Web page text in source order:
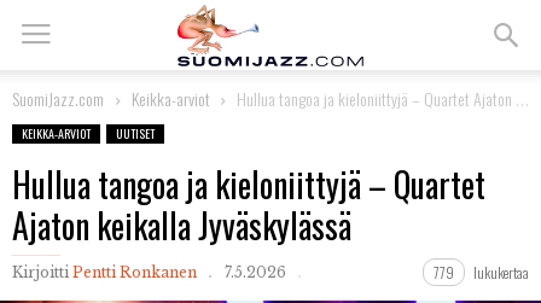
SuomiJazz.com Keikka-arviot Hullua tangoa ja kieloniittyjä – Quartet Ajaton keikalla Jyväskylässä
KEIKKA-ARVIOT UUTISET
Hullua tangoa ja kieloniittyjä – Quartet
Ajaton keikalla Jyväskylässä
Kirjoitti Pentti Ronkanen 7.5.2026 779 lukukertaa